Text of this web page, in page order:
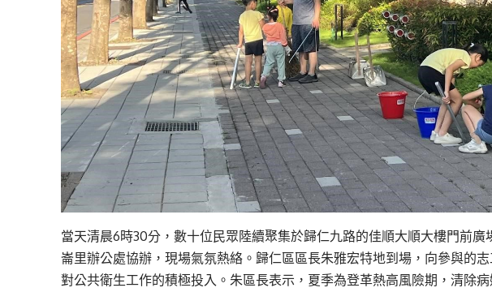
當天清晨6時30分，數十位民眾陸續聚集於歸仁九路的佳順大順大樓門前
崙里辦公處協辦，現場氣氛熱絡。歸仁區區長朱雅宏特地到場，向參與的
對公共衛生工作的積極投入。朱區長表示，夏季為登革熱高風險期，清除